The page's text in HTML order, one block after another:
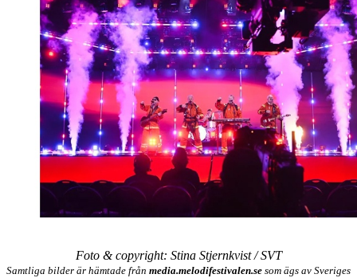
Foto & copyright: Stina Stjernkvist / SVT
Samtliga bilder är hämtade från media.melodifestivalen.se som ägs av Sveriges